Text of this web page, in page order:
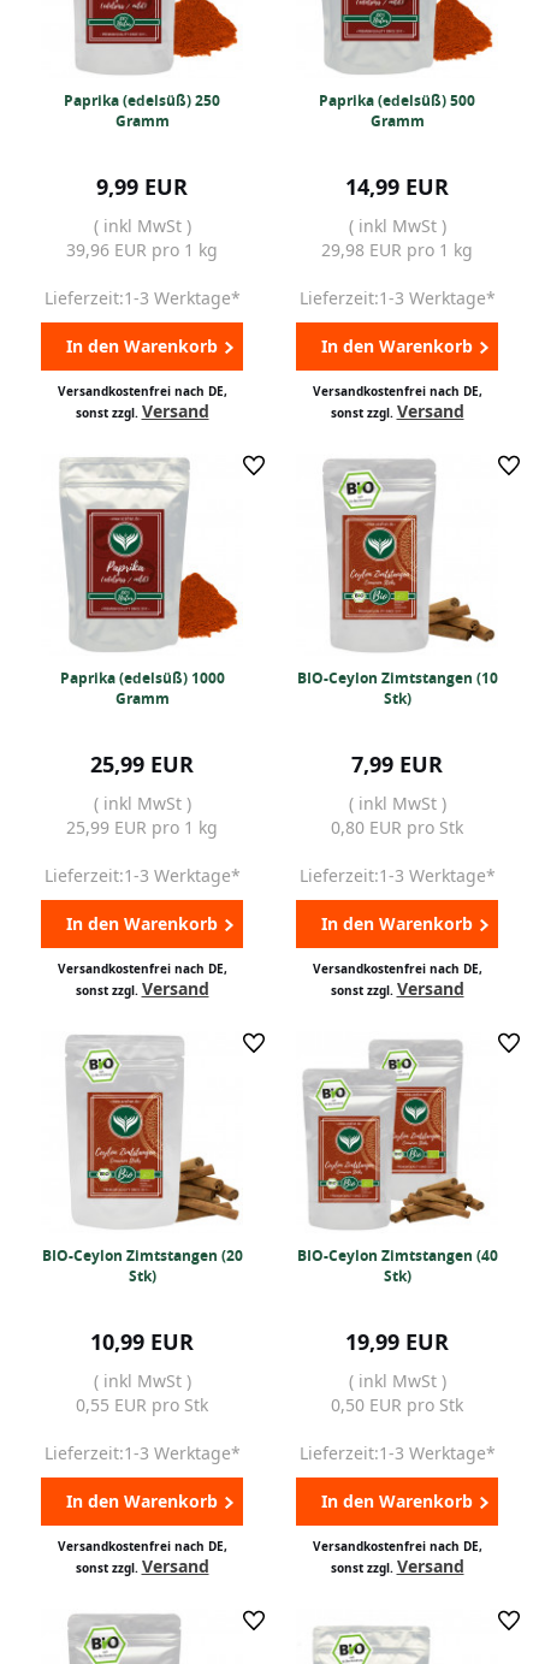
Paprika (edelsüß) 250
Gramm
9,99 EUR
( inkl MwSt )
39,96 EUR pro 1 kg
Lieferzeit:1-3 Werktage*
In den Warenkorb
Versandkostenfrei nach DE,
sonst zzgl. Versand
Paprika (edelsüß) 500
Gramm
14,99 EUR
( inkl MwSt )
29,98 EUR pro 1 kg
Lieferzeit:1-3 Werktage*
In den Warenkorb
Versandkostenfrei nach DE,
sonst zzgl. Versand
Paprika (edelsüß) 1000
Gramm
25,99 EUR
( inkl MwSt )
25,99 EUR pro 1 kg
Lieferzeit:1-3 Werktage*
In den Warenkorb
Versandkostenfrei nach DE,
sonst zzgl. Versand
BIO-Ceylon Zimtstangen (10
Stk)
7,99 EUR
( inkl MwSt )
0,80 EUR pro Stk
Lieferzeit:1-3 Werktage*
In den Warenkorb
Versandkostenfrei nach DE,
sonst zzgl. Versand
BIO-Ceylon Zimtstangen (20
Stk)
10,99 EUR
( inkl MwSt )
0,55 EUR pro Stk
Lieferzeit:1-3 Werktage*
In den Warenkorb
Versandkostenfrei nach DE,
sonst zzgl. Versand
BIO-Ceylon Zimtstangen (40
Stk)
19,99 EUR
( inkl MwSt )
0,50 EUR pro Stk
Lieferzeit:1-3 Werktage*
In den Warenkorb
Versandkostenfrei nach DE,
sonst zzgl. Versand